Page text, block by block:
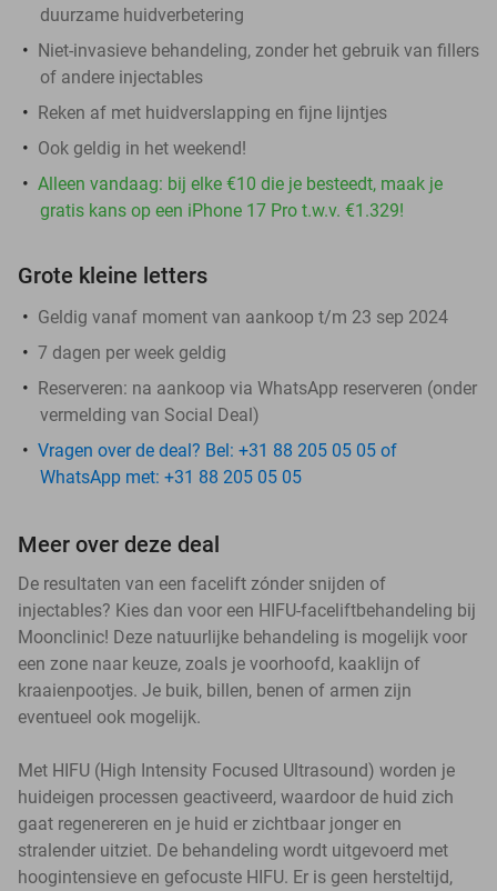
duurzame huidverbetering
Niet-invasieve behandeling, zonder het gebruik van fillers
of andere injectables
Reken af met huidverslapping en fijne lijntjes
Ook geldig in het weekend!
Alleen vandaag: bij elke €10 die je besteedt, maak je
gratis kans op een iPhone 17 Pro t.w.v. €1.329!
Grote kleine letters
Geldig vanaf moment van aankoop t/m 23 sep 2024
7 dagen per week geldig
Reserveren: na aankoop via WhatsApp reserveren (onder
vermelding van Social Deal)
Vragen over de deal? Bel: +31 88 205 05 05 of
WhatsApp met: +31 88 205 05 05
Meer over deze deal
De resultaten van een facelift zónder snijden of
injectables? Kies dan voor een HIFU-faceliftbehandeling bij
Moonclinic! Deze natuurlijke behandeling is mogelijk voor
een zone naar keuze, zoals je voorhoofd, kaaklijn of
kraaienpootjes. Je buik, billen, benen of armen zijn
eventueel ook mogelijk.
Met HIFU (High Intensity Focused Ultrasound) worden je
huideigen processen geactiveerd, waardoor de huid zich
gaat regenereren en je huid er zichtbaar jonger en
stralender uitziet. De behandeling wordt uitgevoerd met
hoogintensieve en gefocuste HIFU. Er is geen hersteltijd,